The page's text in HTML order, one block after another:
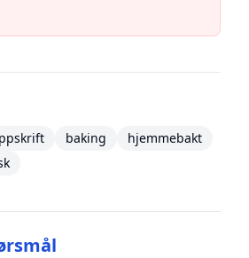
baking
hjemmebakt